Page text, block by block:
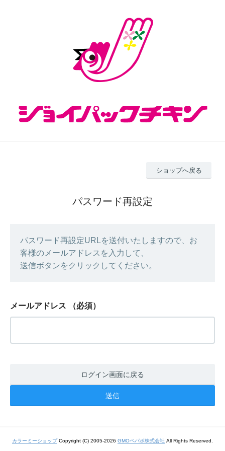
ショップへ戻る
パスワード再設定
パスワード再設定URLを送付いたしますので、お
客様のメールアドレスを入力して、
送信ボタンをクリックしてください。
メールアドレス （必須）
ログイン画面に戻る
カラーミーショップCopyright (C) 2005-2026 GMOペパボ株式会社 All Rights Reserved.